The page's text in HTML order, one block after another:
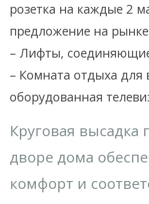
розетка на каждые 2
предложение на
– Лифты,
– Комната отдыха
оборудованная
Круговая
дворе дома
комфорт и